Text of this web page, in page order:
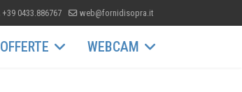
+39 0433.886767 web@fornidisopra.it
OFFERTE WEBCAM